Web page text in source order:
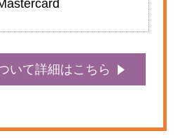
いて詳細はこちら